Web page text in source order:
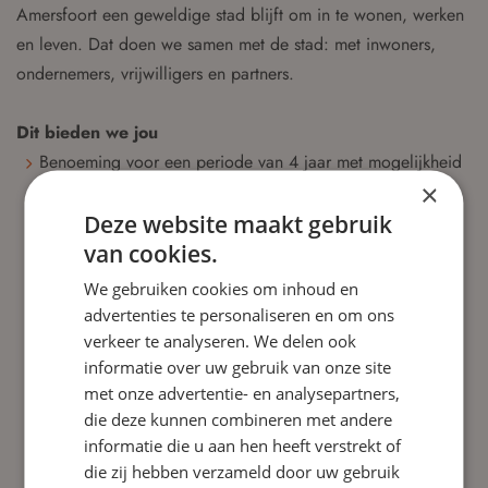
Amersfoort een geweldige stad blijft om in te wonen, werken
en leven. Dat doen we samen met de stad: met inwoners,
ondernemers, vrijwilligers en partners.
Dit bieden we jou
Benoeming voor een periode van 4 jaar met mogelijkheid
Een passende vergoeding van € 250,- (lid) of € 300,-
(voorzitter) per zitting inclusief de voorbereiding; de
vergoedingen worden jaarlijks aangepast aan de
loonontwikkeling binnen de overheid.
Reiskosten worden volledig vergoed op basis van het ov
2e klas-tarief.
Inhoudelijk uitdagend en maatschappelijk relevant werk.
De mogelijkheid om bij te dragen aan zorgvuldige en
transparante besluitvorming.
×
Deze website maakt gebruik
van cookies.
We gebruiken cookies om inhoud en
advertenties te personaliseren en om ons
verkeer te analyseren. We delen ook
informatie over uw gebruik van onze site
met onze advertentie- en analysepartners,
die deze kunnen combineren met andere
informatie die u aan hen heeft verstrekt of
die zij hebben verzameld door uw gebruik